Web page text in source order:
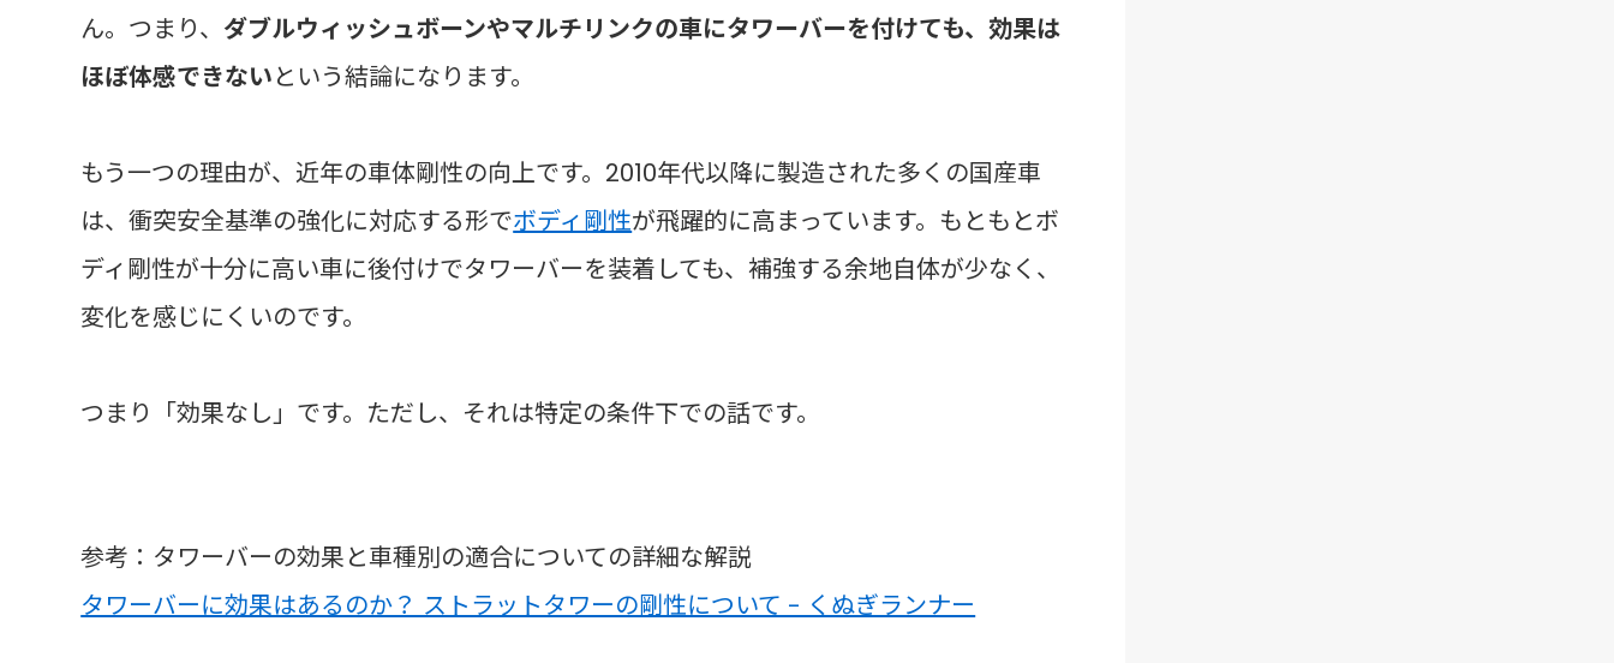
ん。つまり、 ダブルウィッシュボーンやマルチリンクの車にタワーバーを付けても、効果は
ほぼ体感できないという結論になります。
もう一つの理由が、近年の車体剛性の向上です。2010年代以降に製造された多くの国産車
は、衝突安全基準の強化に対応する形でボディ剛性が飛躍的に高まっています。もともとボ
ディ剛性が十分に高い車に後付けでタワーバーを装着しても、補強する余地自体が少なく、
変化を感じにくいのです。
つまり「効果なし」です。ただし、それは特定の条件下での話です。
参考：タワーバーの効果と車種別の適合についての詳細な解説
タワーバーに効果はあるのか？ ストラットタワーの剛性について - くぬぎランナー